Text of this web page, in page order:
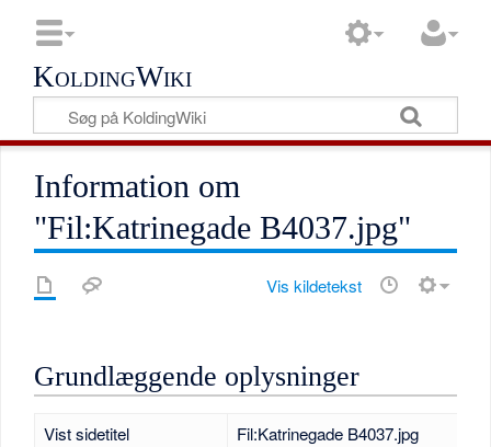
KoldingWiki
Information om
"Fil:Katrinegade B4037.jpg"
Vis kildetekst
Grundlæggende oplysninger
Vist sidetitel
Fil:Katrinegade B4037.jpg